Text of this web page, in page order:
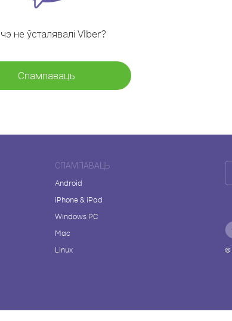
не ўсталявалі Viber?
Спампаваць
СПАМПАВАЦЬ
Android
iPhone & iPad
Windows PC
Mac
Linux
©